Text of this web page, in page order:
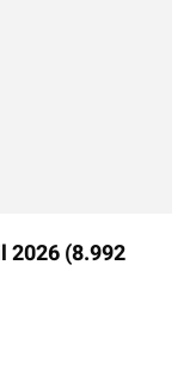
2026 (8.992